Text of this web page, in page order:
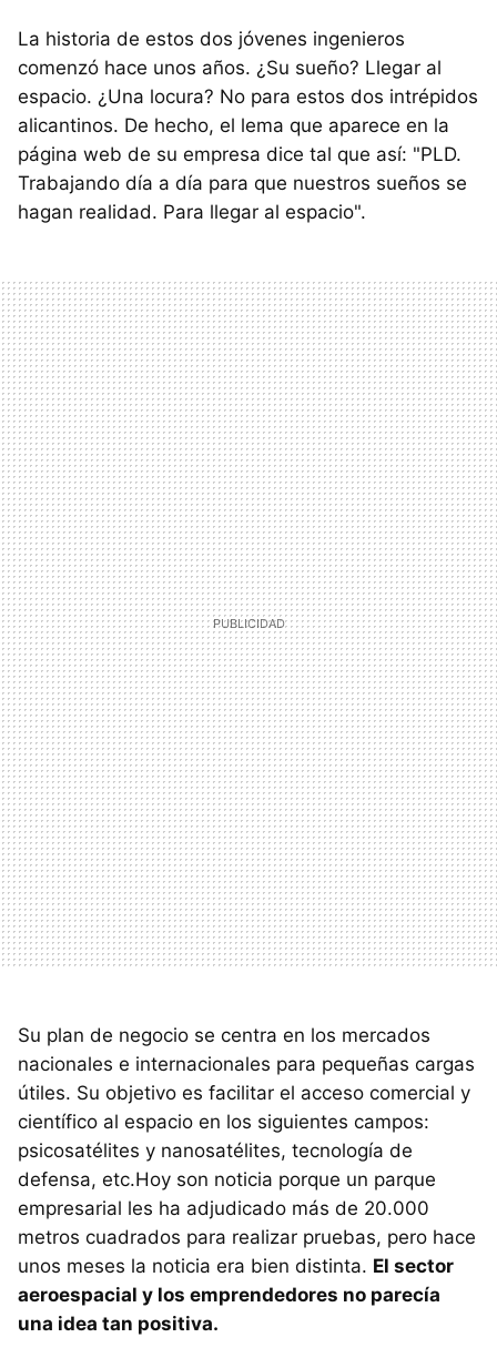
La historia de estos dos jóvenes ingenieros
comenzó hace unos años. ¿Su sueño? Llegar al
espacio. ¿Una locura? No para estos dos intrépidos
alicantinos. De hecho, el lema que aparece en la
página web de su empresa dice tal que así: "PLD.
Trabajando día a día para que nuestros sueños se
hagan realidad. Para llegar al espacio".
Su plan de negocio se centra en los mercados
nacionales e internacionales para pequeñas cargas
útiles. Su objetivo es facilitar el acceso comercial y
científico al espacio en los siguientes campos:
psicosatélites y nanosatélites, tecnología de
defensa, etc.Hoy son noticia porque un parque
empresarial les ha adjudicado más de 20.000
metros cuadrados para realizar pruebas, pero hace
unos meses la noticia era bien distinta. El sector
aeroespacial y los emprendedores no parecía
una idea tan positiva.